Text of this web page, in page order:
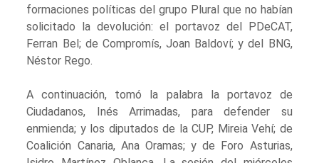
formaciones políticas del grupo Plural que no habían
solicitado la devolución: el portavoz del PDeCAT,
Ferran Bel; de Compromís, Joan Baldoví; y del BNG,
Néstor Rego.
A continuación, tomó la palabra la portavoz de
Ciudadanos, Inés Arrimadas, para defender su
enmienda; y los diputados de la CUP, Mireia Vehí; de
Coalición Canaria, Ana Oramas; y de Foro Asturias,